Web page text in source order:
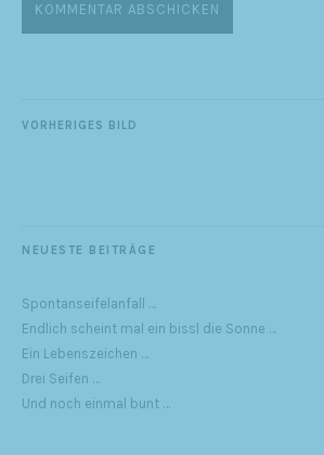
VORHERIGES BILD
NEUESTE BEITRÄGE
Spontanseifelanfall …
Endlich scheint mal ein bissl die Sonne …
Ein Lebenszeichen …
Drei Seifen …
Und noch einmal bunt …